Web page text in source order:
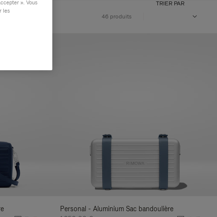
46 produits
TRIER PAR
Personal - Aluminium Sac bandoulière
». Vous
les